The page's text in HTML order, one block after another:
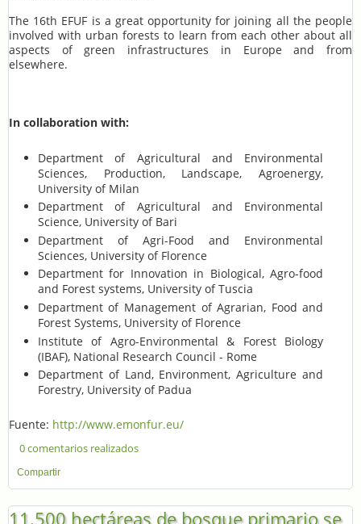
The 16th EFUF is a great opportunity for joining all the people
involved with urban forests to learn from each other about all
aspects of green infrastructures in Europe and from
elsewhere.
In collaboration with:
Department of Agricultural and Environmental
Sciences, Production, Landscape, Agroenergy,
University of Milan
Department of Agricultural and Environmental
Science, University of Bari
Department of Agri-Food and Environmental
Sciences, University of Florence
Department for Innovation in Biological, Agro-food
and Forest systems, University of Tuscia
Department of Management of Agrarian, Food and
Forest Systems, University of Florence
Institute of Agro-Environmental & Forest Biology
(IBAF), National Research Council - Rome
Department of Land, Environment, Agriculture and
Forestry, University of Padua
Fuente: http://www.emonfur.eu/
0 comentarios realizados
Compartir
11.500 hectáreas de bosque primario se